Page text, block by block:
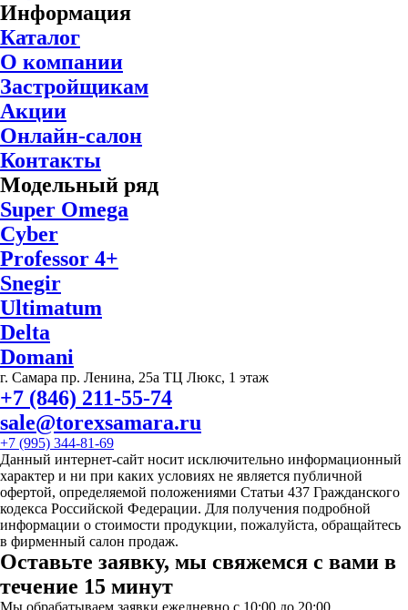
Информация
Каталог
О компании
Застройщикам
Акции
Онлайн-салон
Контакты
Модельный ряд
Super Omega
Cyber
Professor 4+
Snegir
Ultimatum
Delta
Domani
г. Самара пр. Ленина, 25а ТЦ Люкс, 1 этаж
+7 (846) 211-55-74
sale@torexsamara.ru
+7 (995) 344-81-69
Данный интернет-сайт носит исключительно информационный
характер и ни при каких условиях не является публичной
офертой, определяемой положениями Статьи 437 Гражданского
кодекса Российской Федерации. Для получения подробной
информации о стоимости продукции, пожалуйста, обращайтесь
в фирменный салон продаж.
Оставьте заявку, мы свяжемся с вами в
течение 15 минут
Мы обрабатываем заявки ежедневно с 10:00 до 20:00.